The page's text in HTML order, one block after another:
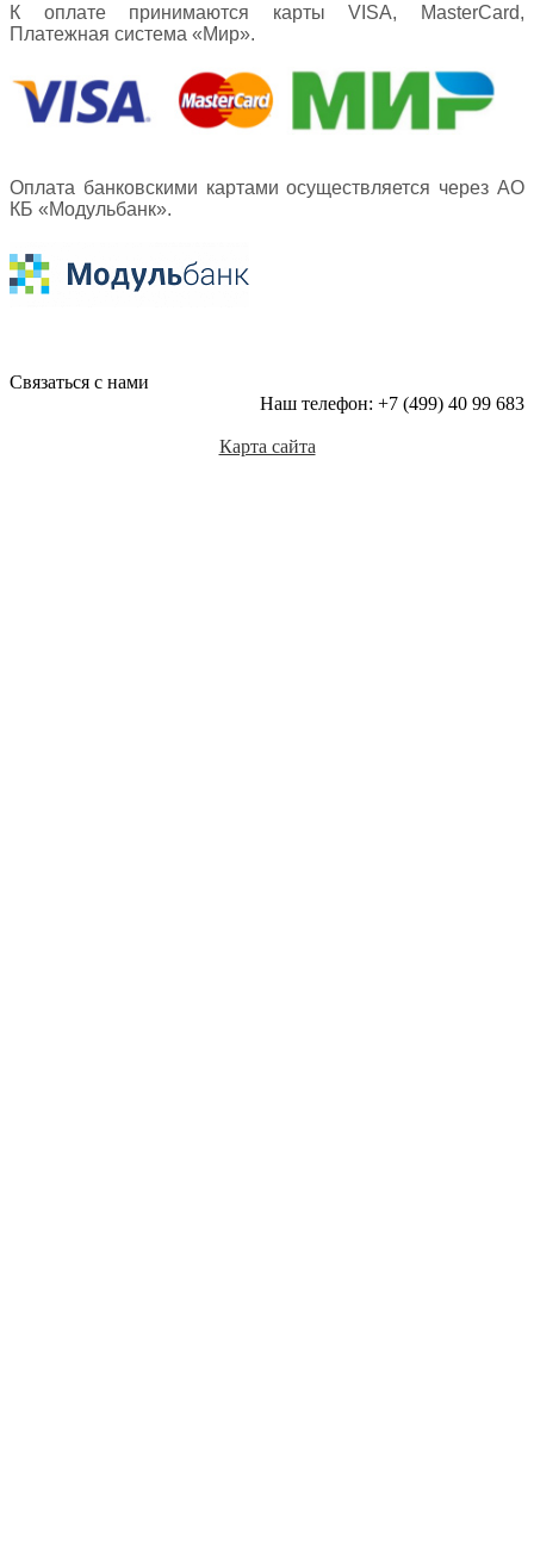
К оплате принимаются карты VISA, MasterCard,
Платежная система «Мир».
Оплата банковскими картами осуществляется через АО
КБ «Модульбанк».
Связаться с нами
Наш телефон: +7 (499) 40 99 683
Карта сайта